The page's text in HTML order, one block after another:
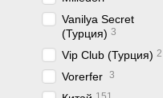
Vanilya Secret
(Турция) 3
Vip Club (Турция) 2
Vorerfer 3